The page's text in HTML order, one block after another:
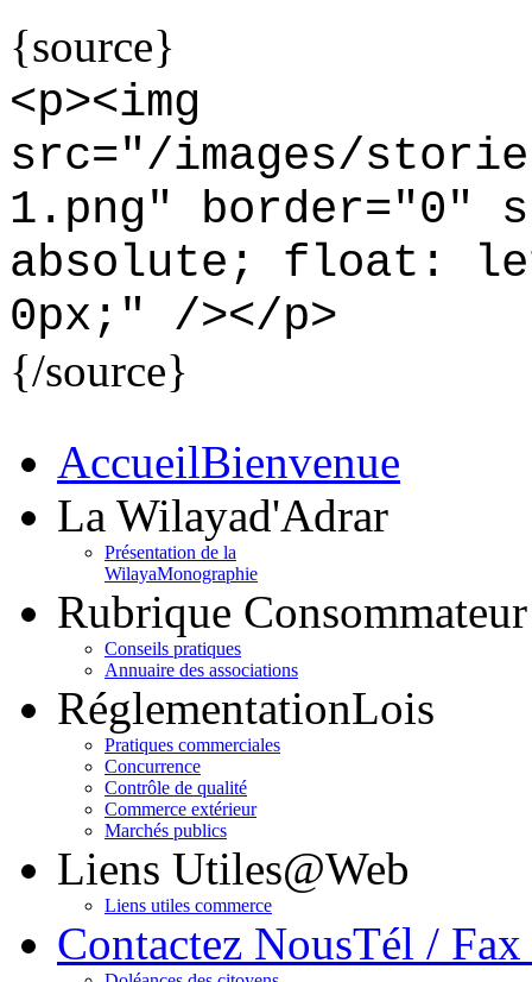
{source}
<p><img
src="/images/
1.png" border="0"
absolute; float:
0px;" /></p>
{/source}
AccueilBienvenue
La Wilayad'Adrar
Présentation de la
WilayaMonographie
Rubrique Consommateur
Conseils pratiques
Annuaire des associations
RéglementationLois
Pratiques commerciales
Concurrence
Contrôle de qualité
Commerce extérieur
Marchés publics
Liens Utiles@Web
Liens utiles commerce
Contactez NousTél /